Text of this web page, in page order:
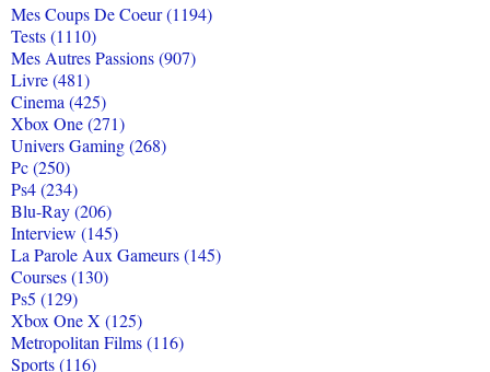
Mes Coups De Coeur (1194)
Tests (1110)
Mes Autres Passions (907)
Livre (481)
Cinema (425)
Xbox One (271)
Univers Gaming (268)
Pc (250)
Ps4 (234)
Blu-Ray (206)
Interview (145)
La Parole Aux Gameurs (145)
Courses (130)
Ps5 (129)
Xbox One X (125)
Metropolitan Films (116)
Sports (116)